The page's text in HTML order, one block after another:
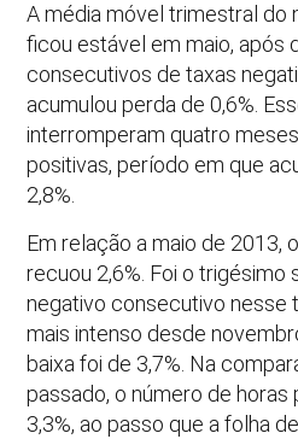
A média móvel trimestral do
ficou estável em maio, após
consecutivos de taxas
acumulou perda de 0,6%.
interromperam quatro
positivas, período em que
2,8%.
Em relação a maio de 2013,
recuou 2,6%. Foi o trigésimo
negativo consecutivo nesse
mais intenso desde
baixa foi de 3,7%. Na
passado, o número de horas
3,3%, ao passo que a folha